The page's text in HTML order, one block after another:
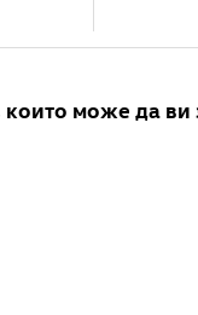
може да ви